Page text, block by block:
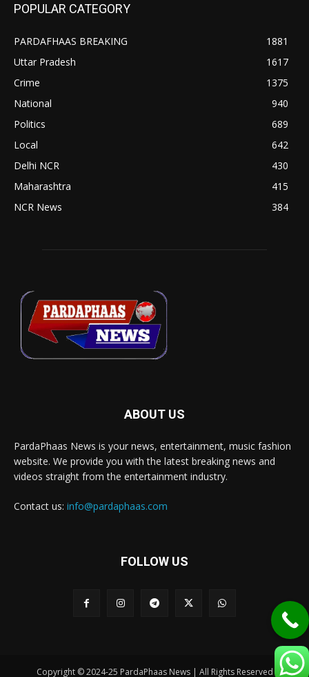
POPULAR CATEGORY
PARDAFHAAS BREAKING
1881
Uttar Pradesh
1617
Crime
1375
National
940
Politics
689
Local
642
Delhi NCR
430
Maharashtra
415
NCR News
384
ABOUT US
PardaPhaas News is your news, entertainment, music fashion
website. We provide you with the latest breaking news and
videos straight from the entertainment industry.
Contact us: info@pardaphaas.com
FOLLOW US
Copyright © 2024-25 PardaPhaas News | All Rights Reserved